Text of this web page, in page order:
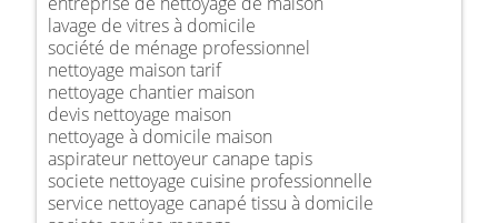
lavage de vitres à domicile
société de ménage professionnel
nettoyage maison tarif
nettoyage chantier maison
devis nettoyage maison
nettoyage à domicile maison
aspirateur nettoyeur canape tapis
societe nettoyage cuisine professionnelle
service nettoyage canapé tissu à domicile